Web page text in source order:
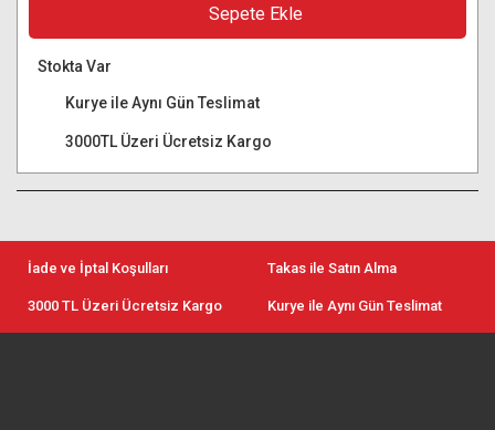
Sepete Ekle
Stokta Var
Kurye ile Aynı Gün Teslimat
3000TL Üzeri Ücretsiz Kargo
İade ve İptal Koşulları Takas ile Satın Alma
3000 TL Üzeri Ücretsiz Kargo Kurye ile Aynı Gün Teslimat